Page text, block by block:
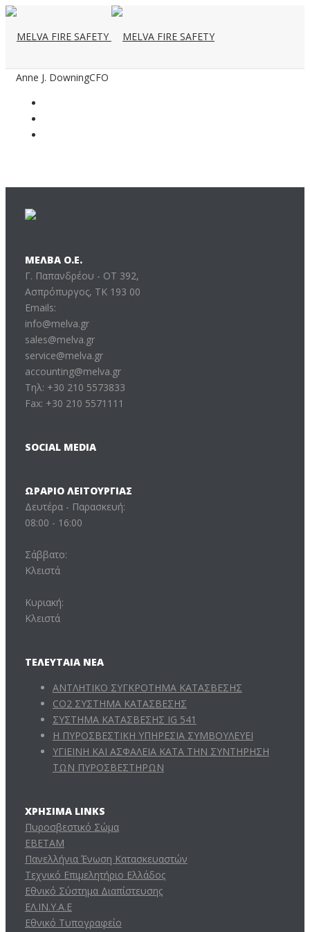
Anne J. DowningCFO
ΜΕΛΒΑ Ο.Ε.
Γ. Παπανδρέου - ΟΤ 392,
Ασπρόπυργος, ΤΚ 193 00
Emails:
info@melva.gr
sales@melva.gr
service@melva.gr
accounting@melva.gr
Τηλ: +30 210 5573833
Fax: +30 210 5571111
SOCIAL MEDIA
ΩΡΆΡΙΟ ΛΕΙΤΟΥΡΓΊΑΣ
Δευτέρα - Παρασκευή:
08:00 - 16:00
Σάββατο:
Κλειστά
Κυριακή:
Κλειστά
ΤΕΛΕΥΤΑΊΑ ΝΈΑ
ΑΝΤΛΗΤΙΚΟ ΣΥΓΚΡΟΤΗΜΑ ΚΑΤΑΣΒΕΣΗΣ
CO2 ΣΥΣΤΗΜΑ ΚΑΤΑΣΒΕΣΗΣ
ΣΥΣΤΗΜΑ ΚΑΤΑΣΒΕΣΗΣ IG 541
Η ΠΥΡΟΣΒΕΣΤΙΚΗ ΥΠΗΡΕΣΙΑ ΣΥΜΒΟΥΛΕΥΕΙ
ΥΓΙΕΙΝΗ ΚΑΙ ΑΣΦΑΛΕΙΑ ΚΑΤΑ ΤΗΝ ΣΥΝΤΗΡΗΣΗ
ΤΩΝ ΠΥΡΟΣΒΕΣΤΗΡΩΝ
ΧΡΉΣΙΜΑ LINKS
Πυροσβεστικό Σώμα
ΕΒΕΤΑΜ
Πανελλήνια Ένωση Κατασκευαστών
Τεχνικό Επιμελητήριο Ελλάδος
Εθνικό Σύστημα Διαπίστευσης
ΕΛ.ΙΝ.Υ.Α.Ε
Εθνικό Τυπογραφείο